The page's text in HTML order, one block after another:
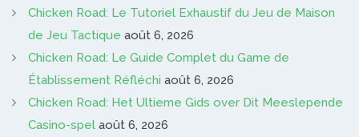
Chicken Road: Le Tutoriel Exhaustif du Jeu de Maison
de Jeu Tactique août 6, 2026
Chicken Road: Le Guide Complet du Game de
Établissement Réfléchi août 6, 2026
Chicken Road: Het Ultieme Gids over Dit Meeslepende
Casino-spel août 6, 2026